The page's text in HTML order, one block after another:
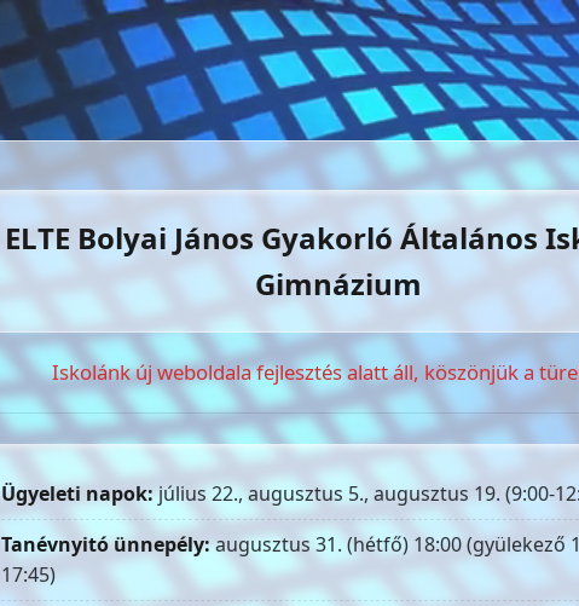
ELTE Bolyai János Gyakorló Általános
Gimnázium
Iskolánk új weboldala fejlesztés alatt áll, köszönjük a
Ügyeleti napok:július 22., augusztus 5., augusztus 19. (9:00-
Tanévnyitó ünnepély:augusztus 31. (hétfő) 18:00 (gyülekező
17:45)